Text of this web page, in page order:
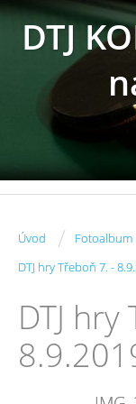
DTJ
Úvod / Fotoalbum
DTJ hry Třeboň 7. -
DTJ